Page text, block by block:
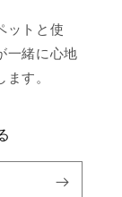
ットと使
一緒に心地
す。